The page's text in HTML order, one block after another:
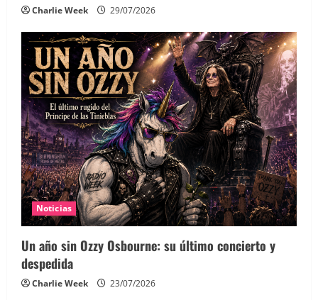
Charlie Week 29/07/2026
Noticias
Un año sin Ozzy Osbourne: su último concierto y
despedida
Charlie Week 23/07/2026